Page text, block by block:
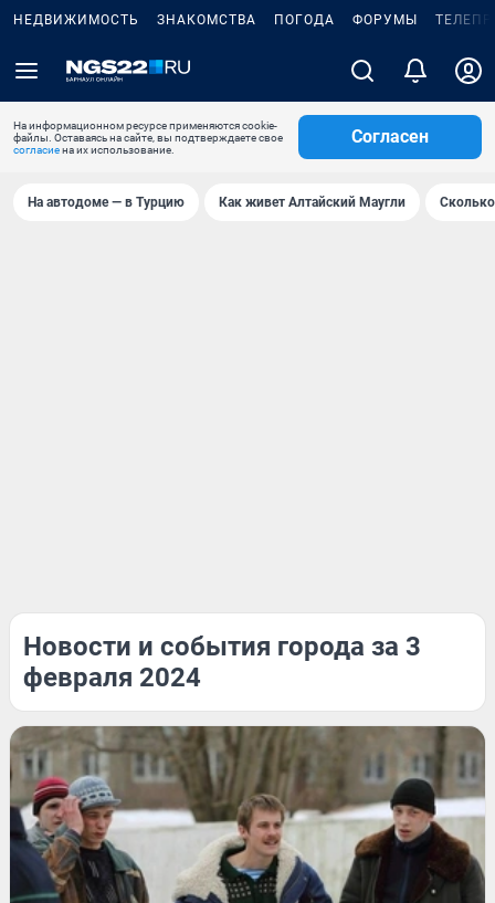
НЕДВИЖИМОСТЬ ЗНАКОМСТВА ПОГОДА ФОРУМЫ
На информационном ресурсе применяются cookie-
файлы. Оставаясь на сайте, вы подтверждаете свое
согласиена их использование.
Согласен
На автодоме — в Турцию Как живет Алтайский Маугли
Новости и события города за 3
февраля 2024